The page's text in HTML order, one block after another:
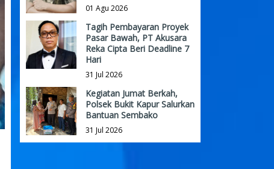
01 Agu 2026
Tagih Pembayaran Proyek
Pasar Bawah, PT Akusara
Reka Cipta Beri Deadline 7
Hari
31 Jul 2026
Kegiatan Jumat Berkah,
Polsek Bukit Kapur Salurkan
Bantuan Sembako
31 Jul 2026